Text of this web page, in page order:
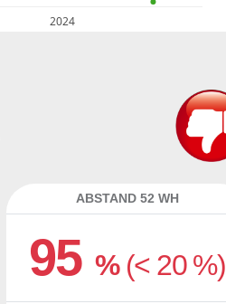
2024
ABSTAND 52 WH
95% (< 20 %)